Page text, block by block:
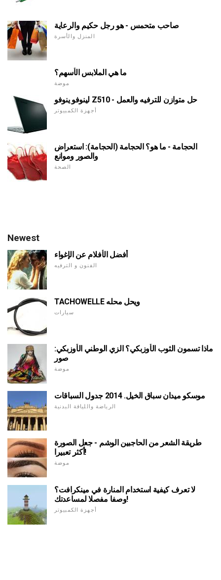
صاحب متحمس - هو رجل حكيم والرعاية
المنزل والأسرة
ما هي الملابس الأسهم؟
موضة
لينوفو ينوفو Z510 - حل متوازن للترفيه والعمل
أجهزة الكمبيوتر
الحجامة - ما هو؟ الحجامة (الحجامة): استعراض
والصور وموانع
الصحة
Newest
أفضل الأفلام عن الإغواء
الفنون و الترفيه
TACHOWELLE ويحل محله
سيارات
ماذا تسمون الثوب الأوزبكي؟ الزي الوطني الأوزبكي:
صور
موضة
موسكو ميدان سباق الخيل. 2014 جدول السباقات
الرياضة واللياقة البدنية
طريقة الشعر من الحاجبين الوشم - جعل الصورة
أكثر تعبيرا!
موضة
لا تعرف كيفية استخدام المنارة في مينكرافت؟
وصفا مفصلا لمساعدتك!
أجهزة الكمبيوتر